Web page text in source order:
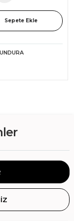
Sepete Ekle